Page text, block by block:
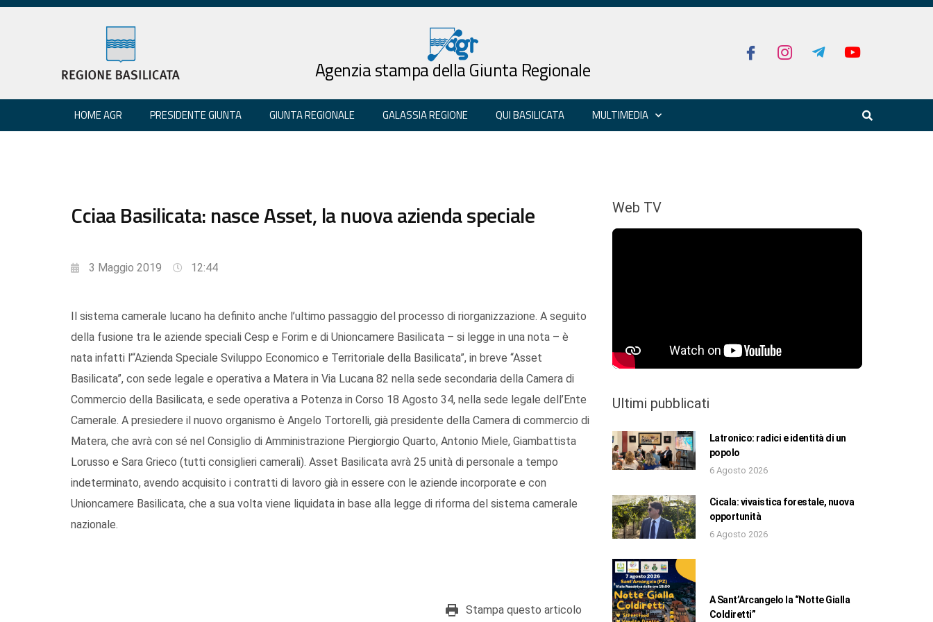
Agenzia stampa della Giunta Regionale
HOME AGR PRESIDENTE GIUNTA GIUNTA REGIONALE GALASSIA REGIONE QUI BASILICATA MULTIMEDIA
Cciaa Basilicata: nasce Asset, la nuova azienda speciale
3 Maggio 2019 12:44
Il sistema camerale lucano ha definito anche l’ultimo passaggio del processo di riorganizzazione. A seguito
della fusione tra le aziende speciali Cesp e Forim e di Unioncamere Basilicata – si legge in una nota – è
nata infatti l’“Azienda Speciale Sviluppo Economico e Territoriale della Basilicata”, in breve “Asset
Basilicata”, con sede legale e operativa a Matera in Via Lucana 82 nella sede secondaria della Camera di
Commercio della Basilicata, e sede operativa a Potenza in Corso 18 Agosto 34, nella sede legale dell’Ente
Camerale. A presiedere il nuovo organismo è Angelo Tortorelli, già presidente della Camera di commercio di
Matera, che avrà con sé nel Consiglio di Amministrazione Piergiorgio Quarto, Antonio Miele, Giambattista
Lorusso e Sara Grieco (tutti consiglieri camerali). Asset Basilicata avrà 25 unità di personale a tempo
indeterminato, avendo acquisito i contratti di lavoro già in essere con le aziende incorporate e con
Unioncamere Basilicata, che a sua volta viene liquidata in base alla legge di riforma del sistema camerale
nazionale.
Stampa questo articolo
Web TV
Ultimi pubblicati
Latronico: radici e identità di un
popolo
6 Agosto 2026
Cicala: vivaistica forestale, nuova
opportunità
6 Agosto 2026
A Sant’Arcangelo la “Notte Gialla
Coldiretti”